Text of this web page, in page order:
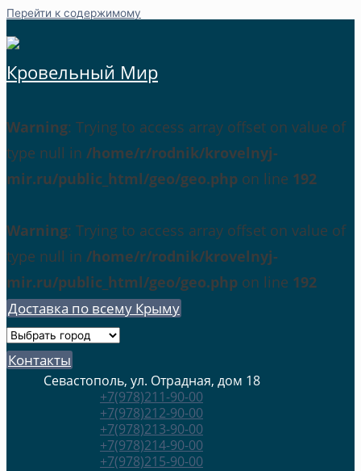
Перейти к содержимому
Кровельный Мир
Warning: Trying to access array offset on value of
type null in /home/r/rodnik/krovelnyj-
mir.ru/public_html/geo/geo.php on line 192
Warning: Trying to access array offset on value of
type null in /home/r/rodnik/krovelnyj-
mir.ru/public_html/geo/geo.php on line 192
Доставка по всему Крыму
Контакты
Севастополь, ул. Отрадная, дом 18
+7(978)211-90-00
+7(978)212-90-00
+7(978)213-90-00
+7(978)214-90-00
+7(978)215-90-00